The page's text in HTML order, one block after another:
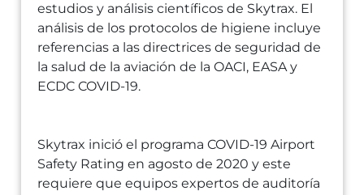
estudios y análisis científicos de Skytrax. El
análisis de los protocolos de higiene incluye
referencias a las directrices de seguridad de
la salud de la aviación de la OACI, EASA y
ECDC COVID-19.
Skytrax inició el programa COVID-19 Airport
Safety Rating en agosto de 2020 y este
requiere que equipos expertos de auditoría